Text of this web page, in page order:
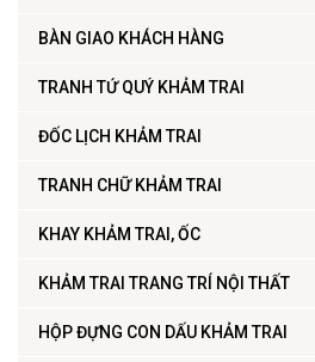
BÀN GIAO KHÁCH HÀNG
TRANH TỨ QUÝ KHẢM TRAI
ĐỐC LỊCH KHẢM TRAI
TRANH CHỮ KHẢM TRAI
KHAY KHẢM TRAI, ỐC
KHẢM TRAI TRANG TRÍ NỘI THẤT
HỘP ĐỰNG CON DẤU KHẢM TRAI